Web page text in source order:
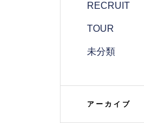
RECRUIT
TOUR
未分類
アーカイブ